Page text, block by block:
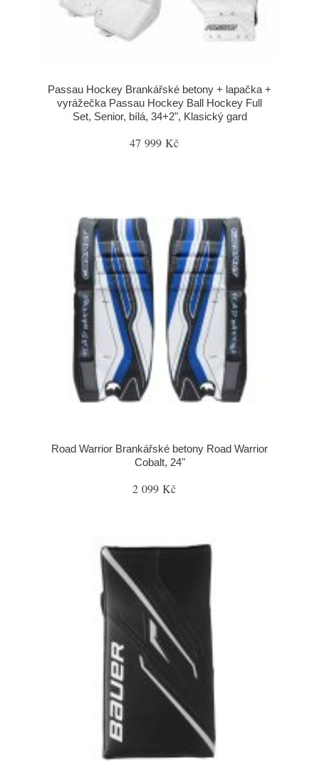
Passau Hockey Brankářské betony + lapačka +
vyrážečka Passau Hockey Ball Hockey Full
Set, Senior, bílá, 34+2", Klasický gard
47 999 Kč
Road Warrior Brankářské betony Road Warrior
Cobalt, 24"
2 099 Kč